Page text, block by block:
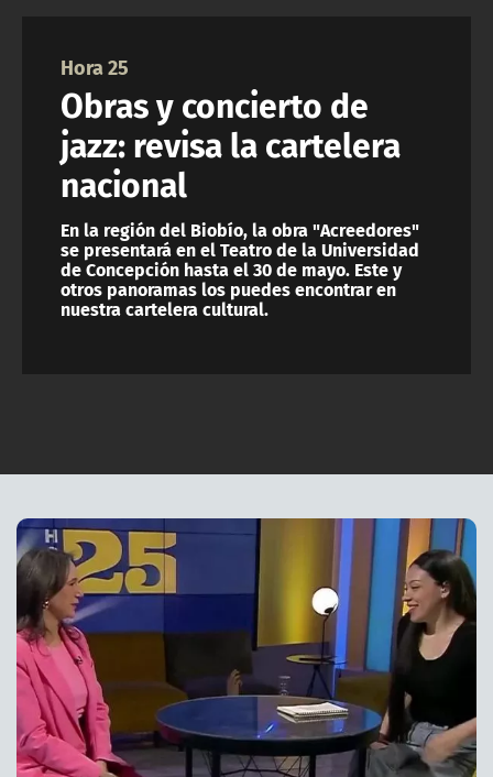
CORPORATIVO Y TRANSPARENCIA
CANAL DE DENUNCIAS
Hora 25
Obras y concierto de
jazz: revisa la cartelera
nacional
En la región del Biobío, la obra "Acreedores"
se presentará en el Teatro de la Universidad
de Concepción hasta el 30 de mayo. Este y
otros panoramas los puedes encontrar en
nuestra cartelera cultural.